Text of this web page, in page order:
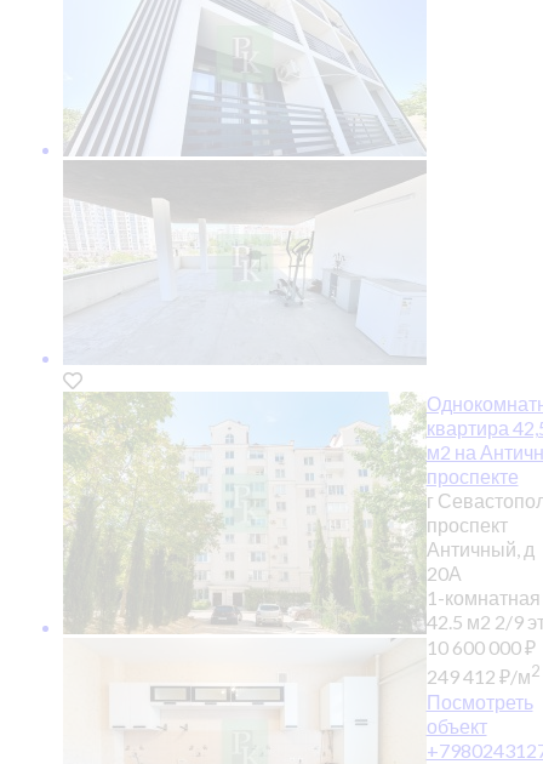
квартира
м2 на
проспекте
г
проспект
Античный, д
20А
1-комнатная
42.5 м2 2/9
10 600 000₽
249 412 ₽/м2
Посмотреть
объект